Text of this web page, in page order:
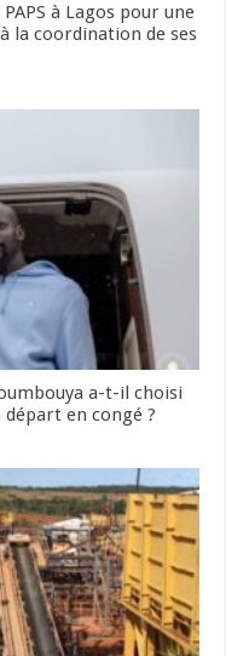
à Lagos pour une
la coordination de ses
a-t-il choisi
en congé ?